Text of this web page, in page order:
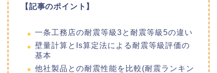
【記事のポイント】
一条工務店の耐震等級3と耐震等級5の違い
壁量計算とIs算定法による耐震等級評価の
基本
他社製品との耐震性能を比較(耐震ランキン